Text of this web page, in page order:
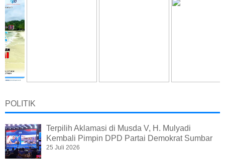
POLITIK
Terpilih Aklamasi di Musda V, H. Mulyadi
Kembali Pimpin DPD Partai Demokrat Sumbar
25 Juli 2026